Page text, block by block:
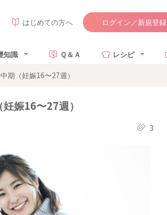
はじめての方へ ログイン／新規登録
知識 Ｑ＆Ａ レシピ
期（妊娠16〜27週）
娠16〜27週）
3